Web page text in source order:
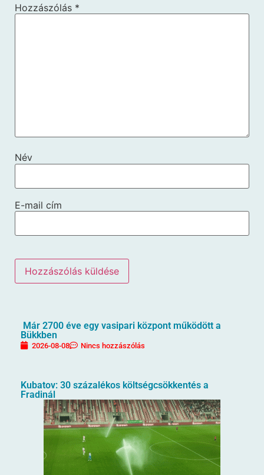
Hozzászólás *
Név
E-mail cím
Már 2700 éve egy vasipari központ működött a
Bükkben
2026-08-08 Nincs hozzászólás
Kubatov: 30 százalékos költségcsökkentés a
Fradinál